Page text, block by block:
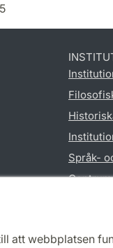
att webbplatsen
Språk-